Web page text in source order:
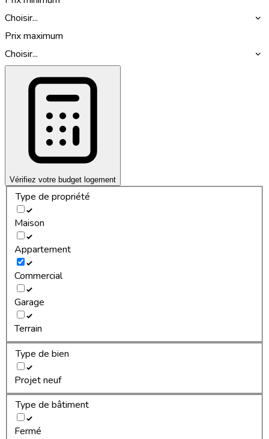
Choisir...
Prix maximum
Choisir...
Vérifiez votre budget logement
Type de propriété
Maison
Appartement
Commercial
Garage
Terrain
Type de bien
Projet neuf
Type de bâtiment
Fermé